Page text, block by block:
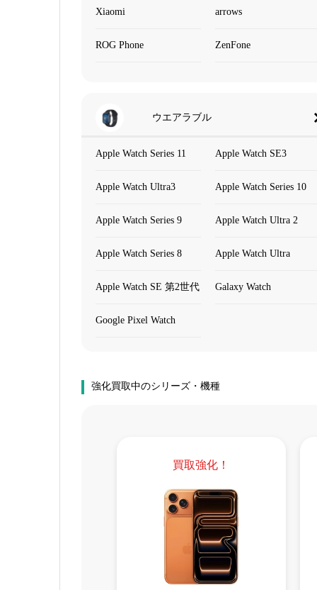
Xiaomi arrows
ROG Phone ZenFone
ウエアラブル
Apple Watch Series 11 Apple Watch SE3
Apple Watch Ultra3 Apple Watch Series 10
Apple Watch Series 9 Apple Watch Ultra 2
Apple Watch Series 8 Apple Watch Ultra
Apple Watch SE 第2世代 Galaxy Watch
Google Pixel Watch
強化買取中のシリーズ・機種
買取強化！